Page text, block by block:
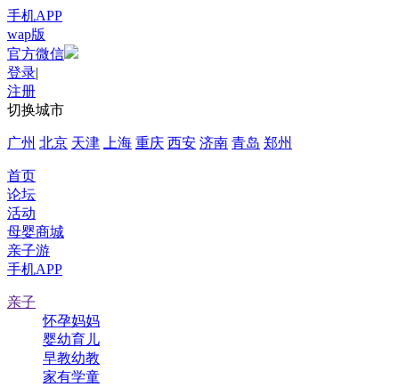
手机APP
wap版
官方微信
登录|
注册
切换城市
广州 北京 天津 上海 重庆 西安 济南 青岛 郑州
首页
论坛
活动
母婴商城
亲子游
手机APP
亲子
怀孕妈妈
婴幼育儿
早教幼教
家有学童